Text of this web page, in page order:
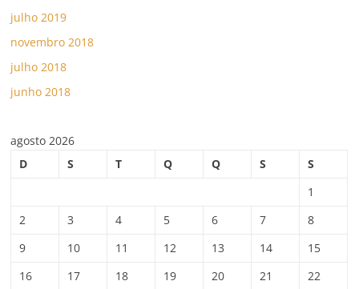
julho 2019
novembro 2018
julho 2018
junho 2018
agosto 2026
D
S T Q Q S
S
1
2
3 4 5 6 7
8
9
10 11 12 13 14
15
16
17 18 19 20 21 22